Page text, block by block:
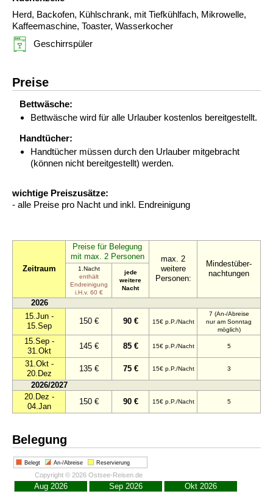
Herd, Backofen, Kühlschrank, mit Tiefkühlfach, Mikrowelle,
Kaffeemaschine, Toaster, Wasserkocher
Geschirrspüler
Preise
Bettwäsche:
Bettwäsche wird für alle Urlauber kostenlos bereitgestellt.
Handtücher:
Handtücher müssen durch den Urlauber mitgebracht
(können nicht bereitgestellt) werden.
wichtige Preiszusätze:
- alle Preise pro Nacht und inkl. Endreinigung
Zeitraum
Preise für Belegung
mit max. 2 Personen
max. 2
weitere
Personen:
Mindestüber-
nachtungen
1.Nacht
enthält
Endreinigung
i.H.v. 60 €
jede
weitere
Nacht
2026
15.Jun -
15.Sep
150 € 90 € 15€ p.P./Nacht
7 (An-/Abreise
nur am Sonntag
möglich)
15.Sep -
31.Okt
145 € 85 € 15€ p.P./Nacht 5
31.Okt -
20.Dez
135 € 75 € 15€ p.P./Nacht 3
2026/2027
20.Dez -
04.Jan
150 € 90 € 15€ p.P./Nacht 5
Belegung
Belegt An-/Abreise Reservierung
Copyright © 2026 Ostsee-Reisen.de
Aug 2026 Sep 2026 Okt 2026